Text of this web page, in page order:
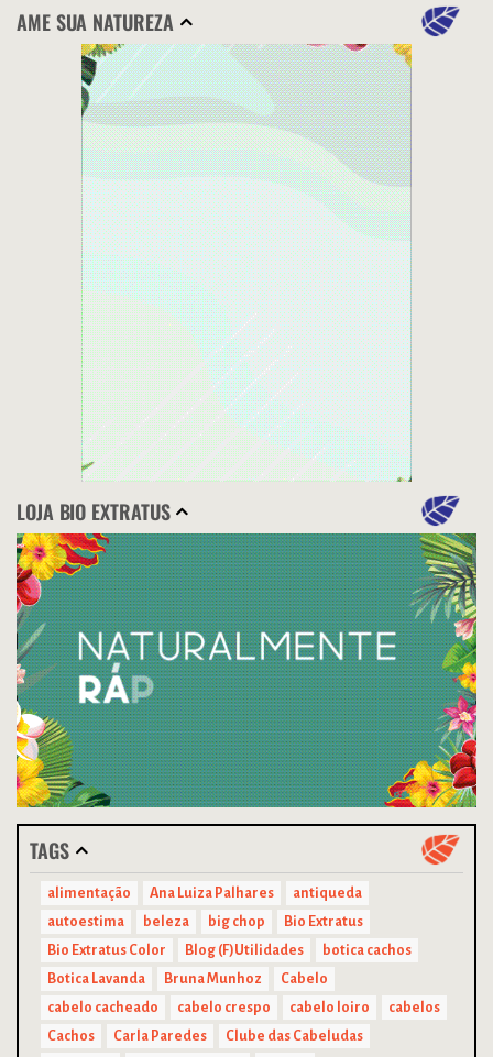
AME SUA NATUREZA
LOJA BIO EXTRATUS
TAGS
alimentação Ana Luiza Palhares
antiqueda
autoestima
beleza big chop
Bio Extratus
Bio Extratus Color
Blog (F)Utilidades
botica cachos
Botica Lavanda
Bruna Munhoz
Cabelo
cabelo cacheado
cabelo crespo cabelo loiro
cabelos
Cachos
Carla Paredes Clube das Cabeludas